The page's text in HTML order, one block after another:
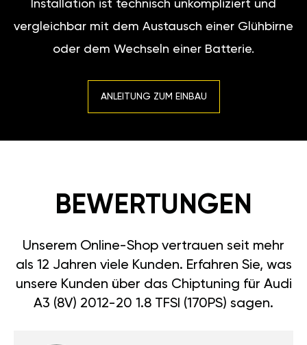
Installation ist technisch unkompliziert und
vergleichbar mit dem Austausch einer Glühbirne
oder dem Wechseln einer Batterie.
ANLEITUNG ZUM EINBAU
BEWERTUNGEN
Unserem Online-Shop vertrauen seit mehr
als 12 Jahren viele Kunden. Erfahren Sie, was
unsere Kunden über das Chiptuning für Audi
A3 (8V) 2012-20 1.8 TFSI (170PS) sagen.